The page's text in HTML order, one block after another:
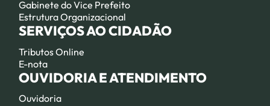
Gabinete do Vice Prefeito
Estrutura Organizacional
SERVIÇOS AO CIDADÃO
Tributos Online
E-nota
OUVIDORIA E ATENDIMENTO
Ouvidoria